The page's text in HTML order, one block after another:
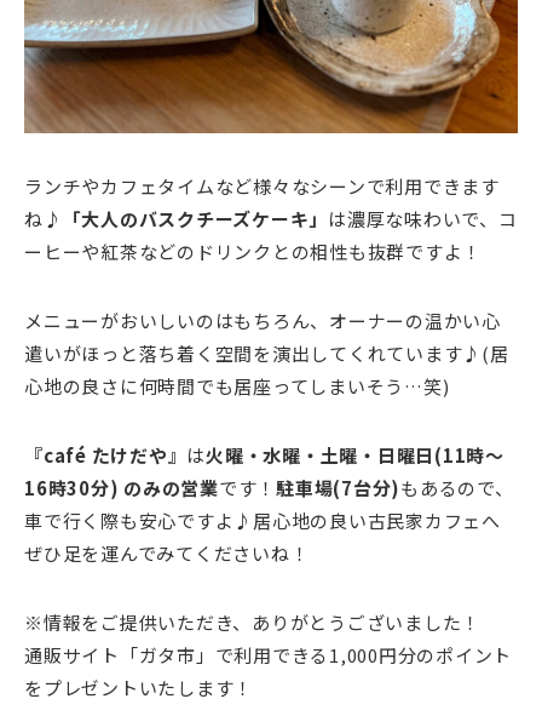
ランチやカフェタイムなど様々なシーンで利用できます
ね♪
「大人のバスクチーズケーキ」 は濃厚な味わいで、コ
ーヒーや紅茶などのドリンクとの相性も抜群ですよ！
メニューがおいしいのはもちろん、オーナーの温かい心
遣いがほっと落ち着く空間を演出してくれています♪(居
心地の良さに何時間でも居座ってしまいそう…笑)
『café たけだや』 は火曜・水曜・土曜・日曜日(11時～
16時30分) のみの営業です！ 駐車場(7台分)もあるので、
車で行く際も安心ですよ♪居心地の良い古民家カフェへ
ぜひ足を運んでみてくださいね！
※情報をご提供いただき、ありがとうございました！
通販サイト「ガタ市」で利用できる1,000円分のポイント
をプレゼントいたします！